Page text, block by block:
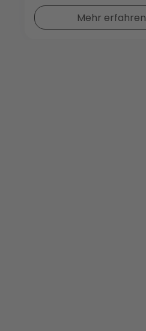
Mehr erfahren